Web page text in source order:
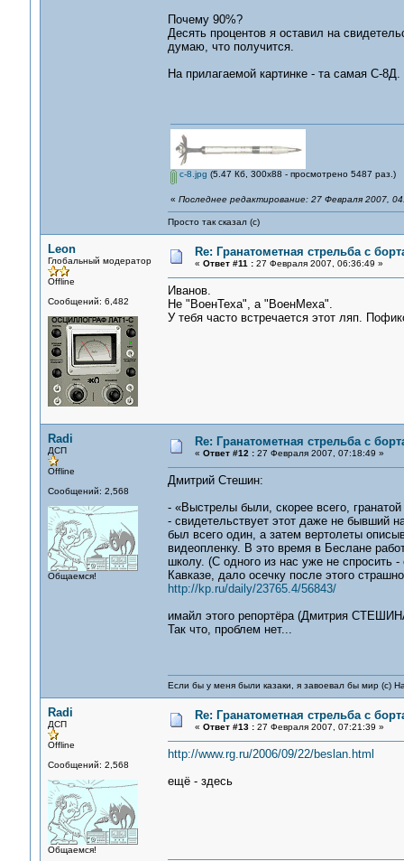
Почему 90%?
Десять процентов я оставил на
думаю, что получится.
На прилагаемой картинке - та самая С-
c-8.jpg (5.47 Кб, 300x88 - просмотрено 5487 раз.)
« Последнее редактирование: 27 Февраля 2007,
Просто так сказал (с)
Leon
Глобальный модератор
Offline
Сообщений: 6,482
Re: Гранатометная стрельба с
« Ответ #11 :27 Февраля 2007, 06:36:49 »
Иванов.
Не "ВоенТеха", а "ВоенМеха".
У тебя часто встречается этот ляп.
Radi
ДСП
Offline
Сообщений: 2,568
Общаемся!
Re: Гранатометная стрельба с
« Ответ #12 :27 Февраля 2007, 07:18:49 »
Дмитрий Стешин:
- «Выстрелы были, скорее всего,
- свидетельствует этот даже не бывший
был всего один, а затем вертолеты
видеопленку. В это время в Беслане
школу. (С одного из нас уже не спросить
Кавказе, дало осечку после этого
http://kp.ru/daily/23765.4/56843/
имайл этого репортёра (Дмитрия
Так что, проблем нет...
Если бы у меня были казаки, я завоевал бы мир (с)
Radi
ДСП
Offline
Сообщений: 2,568
Общаемся!
Re: Гранатометная стрельба с
« Ответ #13 :27 Февраля 2007, 07:21:39 »
http://www.rg.ru/2006/09/22/beslan.html
ещё - здесь